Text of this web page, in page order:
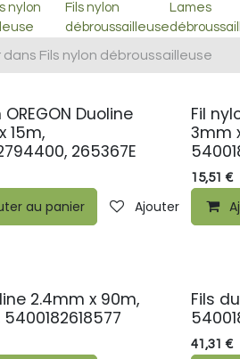
nylon
Fils nylon
débroussailleuse
Lames
Duoline
15m,
265367E
au panier Ajouter à la liste
Fil
3mm
15,51 €
2.4mm x 90m,
5400182618577
Fils
41,31 €